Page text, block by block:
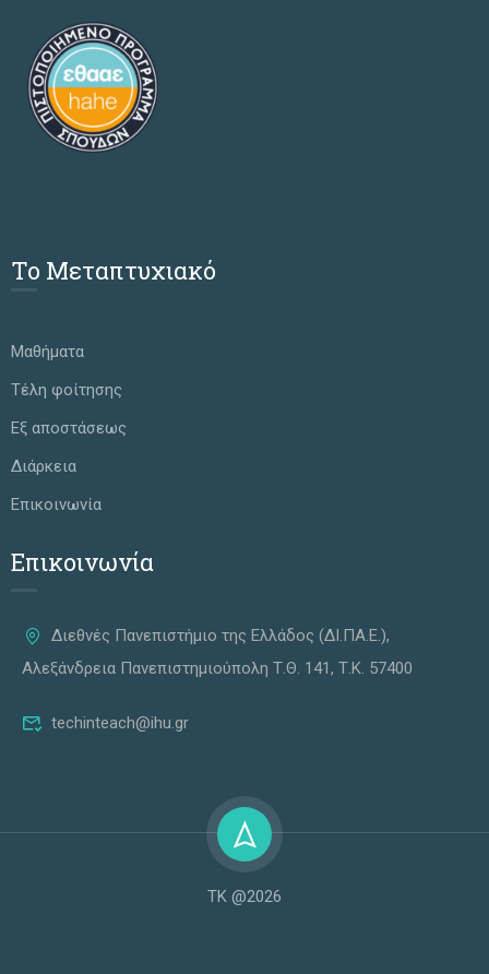
Το Μεταπτυχιακό
Μαθήματα
Τέλη φοίτησης
Εξ αποστάσεως
Διάρκεια
Επικοινωνία
Επικοινωνία
Διεθνές Πανεπιστήμιο της Ελλάδος (ΔΙ.ΠΑ.Ε.),
Αλεξάνδρεια Πανεπιστημιούπολη Τ.Θ. 141, Τ.Κ. 57400
techinteach@ihu.gr
ΤΚ @2026